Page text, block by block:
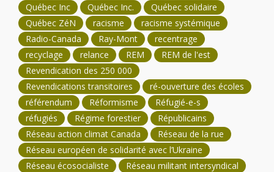
Québec Inc
Québec Inc.
Québec solidaire
Québec ZéN
racisme
racisme systémique
Radio-Canada
Ray-Mont
recentrage
recyclage
relance REM
REM de l'est
Revendication des 250 000
Revendications transitoires
ré-ouverture des écoles
référendum
Réformisme
Réfugié-e-s
réfugiés
Régime forestier
Républicains
Réseau action climat Canada
Réseau de la rue
Réseau européen de solidarité avec l’Ukraine
Réseau écosocialiste
Réseau militant intersyndical